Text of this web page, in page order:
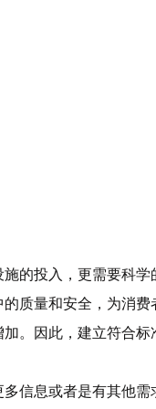
的投入，更需要科
质量和安全，为消
。因此，建立符合标
信息或者是有其他需